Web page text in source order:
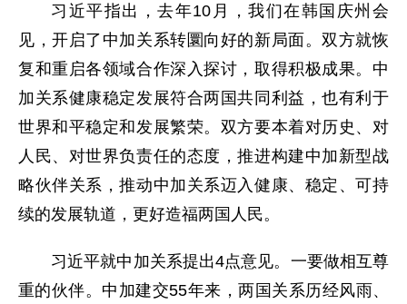
习近平指出，去年10月，我们在韩国庆州会
见，开启了中加关系转圜向好的新局面。双方就恢
复和重启各领域合作深入探讨，取得积极成果。中
加关系健康稳定发展符合两国共同利益，也有利于
世界和平稳定和发展繁荣。双方要本着对历史、对
人民、对世界负责任的态度，推进构建中加新型战
略伙伴关系，推动中加关系迈入健康、稳定、可持
续的发展轨道，更好造福两国人民。
习近平就中加关系提出4点意见。一要做相互尊
重的伙伴。中加建交55年来，两国关系历经风雨、